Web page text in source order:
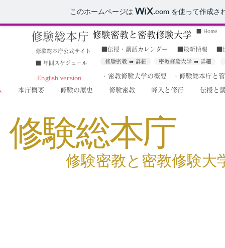
このホームページは .comを使って作成さ
修験総本庁
修験総本庁公式サイト
修験密教 と密教修験大学 ■ Home
■伝授・講話カレンダー ■最新情報 ■
■ 年間スケジュール 修験密教 ➡ 詳細 密教修験大学 ➡ 詳細
English version ・密教修験大学の概要 ・修験総本庁と
本庁概要 修験の歴史 修験密教 峰入と修行 伝授と
修験総本庁
修験密教と密教修験大